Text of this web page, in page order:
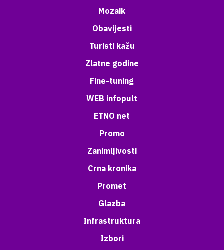
Mozaik
Obavijesti
Turisti kažu
Zlatne godine
Fine-tuning
WEB infopult
ETNO net
Promo
Zanimljivosti
Crna kronika
Promet
Glazba
Infrastruktura
Izbori